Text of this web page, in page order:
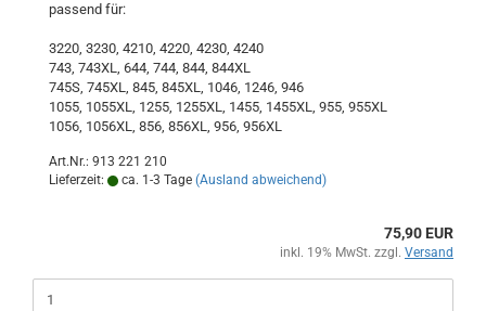
passend für:
3220, 3230, 4210, 4220, 4230, 4240
743, 743XL, 644, 744, 844, 844XL
745S, 745XL, 845, 845XL, 1046, 1246, 946
1055, 1055XL, 1255, 1255XL, 1455, 1455XL, 955, 955XL
1056, 1056XL, 856, 856XL, 956, 956XL
Art.Nr.: 913 221 210
Lieferzeit:
ca. 1-3 Tage (Ausland abweichend)
75,90 EUR
inkl. 19% MwSt. zzgl. Versand